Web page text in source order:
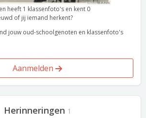
heeft 1 klassenfoto's en kent 0
of jij iemand herkent?
jouw oud-schoolgenoten en klassenfoto's
Aanmelden
Herinneringen 1